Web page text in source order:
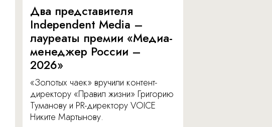
Два представителя
Independent Media –
лауреаты премии «Медиа-
менеджер России –
2026»
«Золотых чаек» вручили контент-
директору «Правил жизни» Григорию
Туманову и PR-директору VOICE
Никите Мартынову.